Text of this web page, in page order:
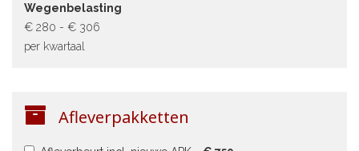
Wegenbelasting
€ 280 - € 306
per kwartaal
Afleverpakketten